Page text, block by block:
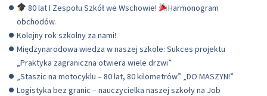
80 lat I Zespołu Szkół we Wschowie!
Harmonogram
obchodów.
Kolejny rok szkolny za nami!
Międzynarodowa wiedza w naszej szkole: Sukces projektu
„Praktyka zagraniczna otwiera wiele drzwi”
„Staszic na motocyklu – 80 lat, 80 kilometrów” „DO MASZYN!”
Logistyka bez granic – nauczycielka naszej szkoły na Job